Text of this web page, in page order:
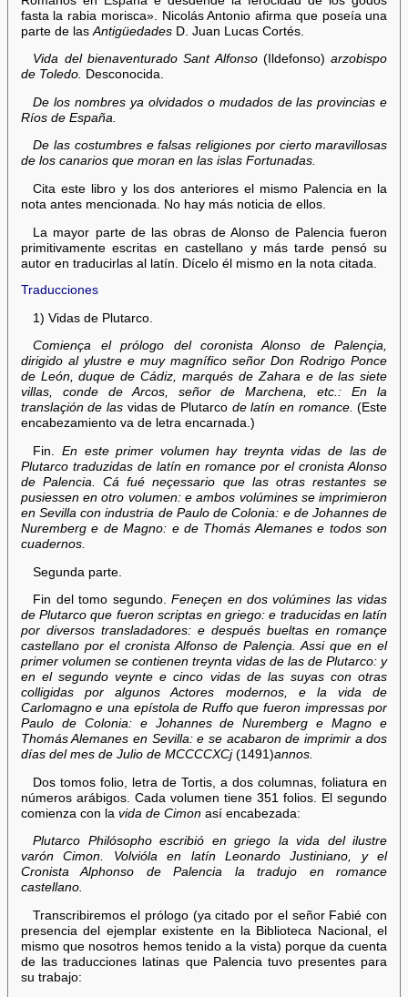
fasta la rabia morisca». Nicolás Antonio afirma que poseía una
parte de las AntigüedadesD. Juan Lucas Cortés.
Vida del bienaventurado Sant Alfonso(Ildefonso)arzobispo
de Toledo. Desconocida.
De los nombres ya olvidados o mudados de las provincias e
Ríos de España.
De las costumbres e falsas religiones por cierto maravillosas
de los canarios que moran en las islas Fortunadas.
Cita este libro y los dos anteriores el mismo Palencia en la
nota antes mencionada. No hay más noticia de ellos.
La mayor parte de las obras de Alonso de Palencia fueron
primitivamente escritas en castellano y más tarde pensó su
autor en traducirlas al latín. Dícelo él mismo en la nota citada.
Traducciones
1) Vidas de Plutarco.
Comiença el prólogo del coronista Alonso de Palençia,
dirigido al ylustre e muy magnífico señor Don Rodrigo Ponce
de León, duque de Cádiz, marqués de Zahara e de las siete
villas, conde de Arcos, señor de Marchena, etc.: En la
translaçión de las vidas de Plutarco de latín en romance. (Este
encabezamiento va de letra encarnada.)
Fin. En este primer volumen hay treynta vidas de las de
Plutarco traduzidas de latín en romance por el cronista Alonso
de Palencia. Cá fué neçessario que las otras restantes se
pusiessen en otro volumen: e ambos volúmines se imprimieron
en Sevilla con industria de Paulo de Colonia: e de Johannes de
Nuremberg e de Magno: e de Thomás Alemanes e todos son
cuadernos.
Segunda parte.
Fin del tomo segundo.Feneçen en dos volúmines las vidas
de Plutarco que fueron scriptas en griego: e traducidas en latín
por diversos transladadores: e después bueltas en romançe
castellano por el cronista Alfonso de Palençia. Assi que en el
primer volumen se contienen treynta vidas de las de Plutarco: y
en el segundo veynte e cinco vidas de las suyas con otras
colligidas por algunos Actores modernos, e la vida de
Carlomagno e una epístola de Ruffo que fueron impressas por
Paulo de Colonia: e Johannes de Nuremberg e Magno e
Thomás Alemanes en Sevilla: e se acabaron de imprimir a dos
días del mes de Julio de MCCCCXCj(1491)annos.
Dos tomos folio, letra de Tortis, a dos columnas, foliatura en
números arábigos. Cada volumen tiene 351 folios. El segundo
comienza con la vida de Cimonasí encabezada:
Plutarco Philósopho escribió en griego la vida del ilustre
varón Cimon. Volvióla en latín Leonardo Justiniano, y el
Cronista Alphonso de Palencia la tradujo en romance
castellano.
Transcribiremos el prólogo (ya citado por el señor Fabié con
presencia del ejemplar existente en la Biblioteca Nacional, el
mismo que nosotros hemos tenido a la vista) porque da cuenta
de las traducciones latinas que Palencia tuvo presentes para
su trabajo: